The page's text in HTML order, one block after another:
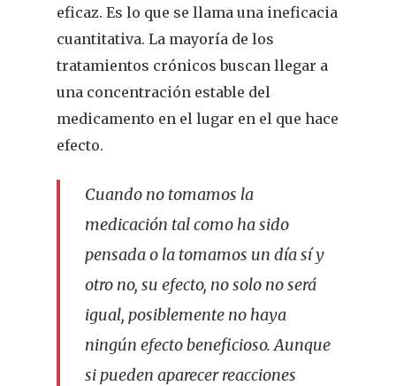
eficaz. Es lo que se llama una ineficacia
cuantitativa. La mayoría de los
tratamientos crónicos buscan llegar a
una concentración estable del
medicamento en el lugar en el que hace
efecto.
Cuando no tomamos la
medicación tal como ha sido
pensada o la tomamos un día sí y
otro no, su efecto, no solo no será
igual, posiblemente no haya
ningún efecto beneficioso. Aunque
si pueden aparecer reacciones